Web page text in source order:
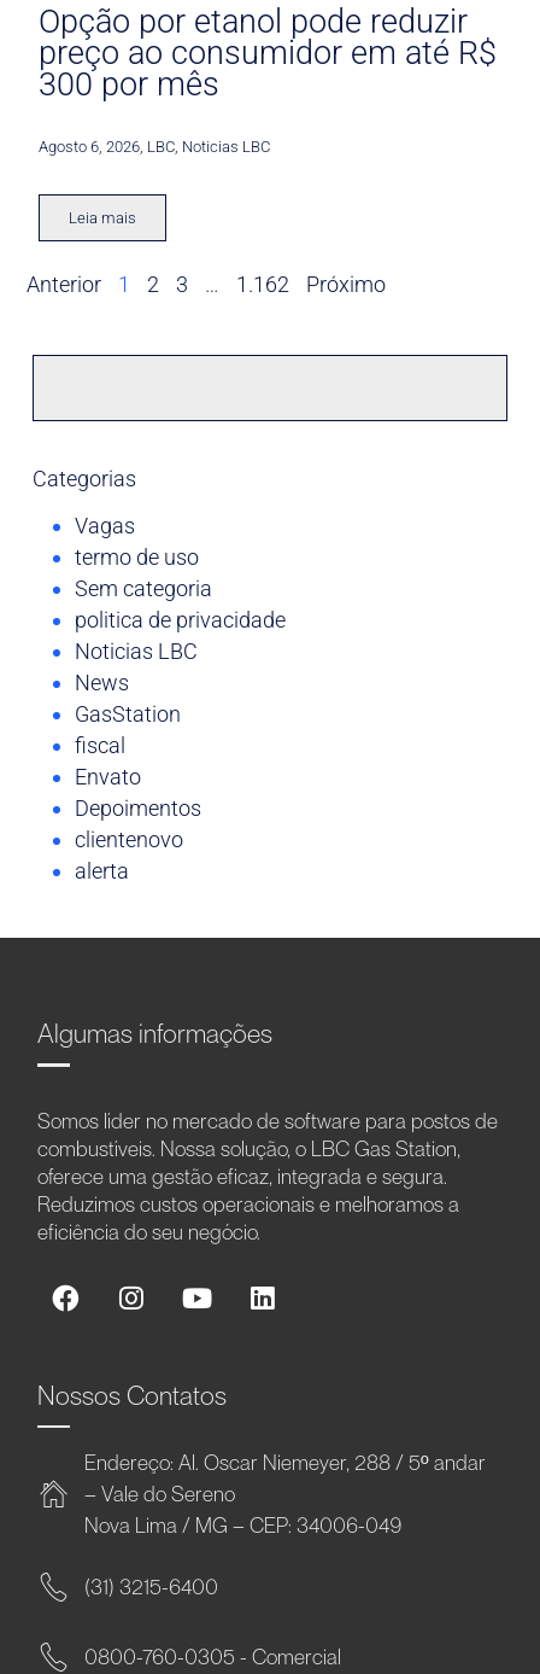
Opção por etanol pode reduzir
preço ao consumidor em até R$
300 por mês
Agosto 6, 2026 LBC Noticias LBC
Leia mais
Anterior 1 2 3 … 1.162 Próximo
Categorias
Vagas
termo de uso
Sem categoria
politica de privacidade
Noticias LBC
News
GasStation
fiscal
Envato
Depoimentos
clientenovo
alerta
Algumas informações
Somos líder no mercado de software para postos de
combustíveis. Nossa solução, o LBC Gas Station,
oferece uma gestão eficaz, integrada e segura.
Reduzimos custos operacionais e melhoramos a
eficiência do seu negócio.
Nossos Contatos
Endereço: Al. Oscar Niemeyer, 288 / 5º andar
– Vale do Sereno
Nova Lima / MG – CEP: 34006-049
(31) 3215-6400
0800-760-0305 - Comercial